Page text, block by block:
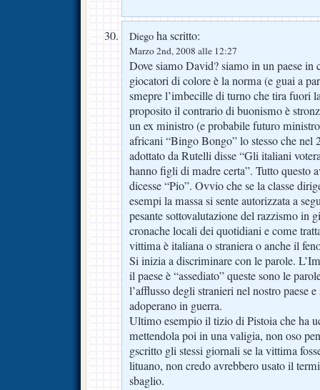
Diego ha scritto:
Marzo 2nd, 2008 alle 12:27
Dove siamo David? siamo in un paese in
giocatori di colore è la norma (e guai a
smepre l’imbecille di turno che tira fuori
proposito il contrario di buonismo è
un ex ministro (e probabile futuro
africani “Bingo Bongo” lo stesso che nel
adottato da Rutelli disse “Gli italiani
hanno figli di madre certa”. Tutto questo
dicesse “Pio”. Ovvio che se la classe
esempi la massa si sente autorizzata a
pesante sottovalutazione del razzismo in
cronache locali dei quotidiani e come
vittima è italiana o straniera o anche il
Si inizia a discriminare con le parole.
il paese è “assediato” queste sono le
l’afflusso degli stranieri nel nostro paese
adoperano in guerra.
Ultimo esempio il tizio di Pistoia che ha
mettendola poi in una valigia, non oso
gscritto gli stessi giornali se la vittima
lituano, non credo avrebbero usato il
sbaglio.